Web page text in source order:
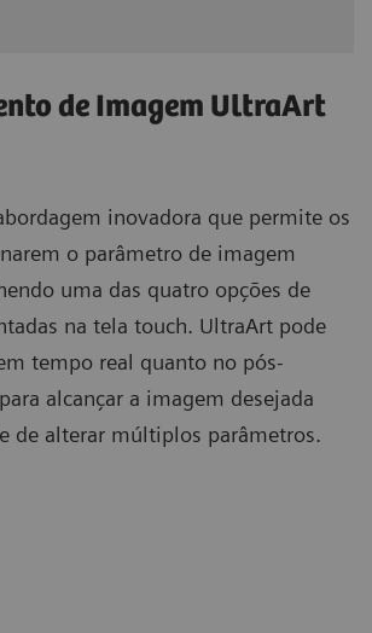
de Imagem UltraArt
inovadora que permite os
o parâmetro de imagem
uma das quatro opções de
na tela touch. UltraArt pode
tempo real quanto no pós-
alcançar a imagem desejada
de alterar múltiplos parâmetros.